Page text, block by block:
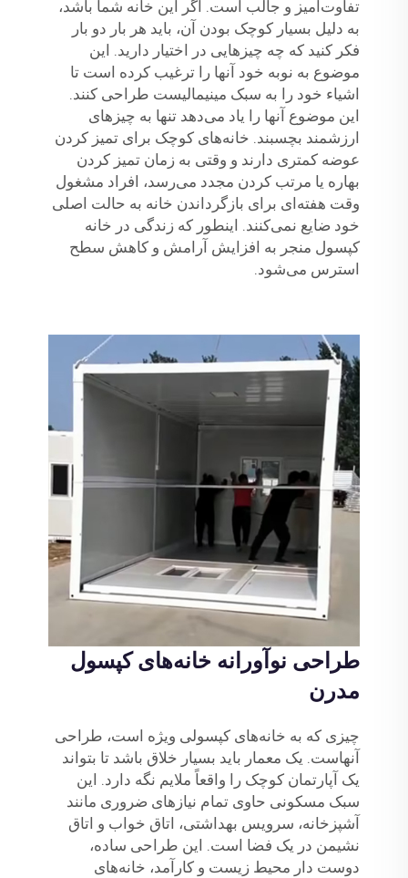
تفاوت‌آمیز و جالب است. اگر این خانه شما باشد،
به دلیل بسیار کوچک بودن آن، باید هر بار دو بار
فکر کنید که چه چیزهایی در اختیار دارید. این
موضوع به نوبه خود آنها را ترغیب کرده است تا
اشیاء خود را به سبک مینیمالیست طراحی کنند.
این موضوع آنها را یاد می‌دهد تنها به چیزهای
ارزشمند بچسبند. خانه‌های کوچک برای تمیز کردن
عوضه کمتری دارند و وقتی به زمان تمیز کردن
بهاره یا مرتب کردن مجدد می‌رسد، افراد مشغول
وقت هفته‌ای برای بازگرداندن خانه به حالت اصلی
خود ضایع نمی‌کنند. اینطور که زندگی در خانه
کپسول منجر به افزایش آرامش و کاهش سطح
استرس می‌شود.
طراحی نوآورانه خانه‌های کپسول
مدرن
چیزی که به خانه‌های کپسولی ویژه است، طراحی
آنهاست. یک معمار باید بسیار خلاق باشد تا بتواند
یک آپارتمان کوچک را واقعاً ملایم نگه دارد. این
سبک مسکونی حاوی تمام نیازهای ضروری مانند
آشپزخانه، سرویس بهداشتی، اتاق خواب و اتاق
نشیمن در یک فضا است. این طراحی ساده،
دوست دار محیط زیست و کارآمد، خانه‌های